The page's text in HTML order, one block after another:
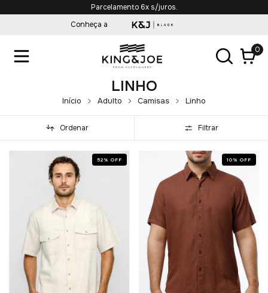
Parcelamento 6x s/juros.
Conheça a
0
LINHO
Início Adulto Camisas Linho
Ordenar Filtrar
52 % OFF 10 % OFF